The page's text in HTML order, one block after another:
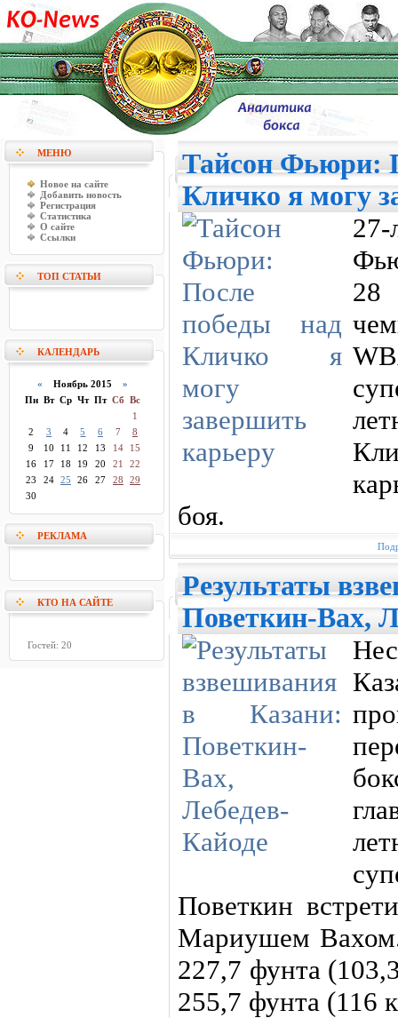
МЕНЮ
Новое на сайте
Добавить новость
Регистрация
Статистика
О сайте
Ссылки
ТОП СТАТЬИ
КАЛЕНДАРЬ
« Ноябрь 2015 »
Пн Вт Ср Чт Пт Сб Вс
1
2
3 4 5 6 7
8
9
10 11 12 13 14
15
16
17 18 19 20 21
22
23
24 25 26 27 28
29
30
РЕКЛАМА
КТО НА САЙТЕ
Гостей: 20
Тайсон Фьюри:
Кличко я могу
боя.
Результаты
Поветкин-Вах,
Поветкин
Мариушем
227,7 фунта
255,7 фунта (116